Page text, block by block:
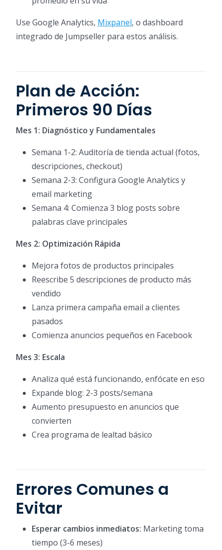
Use Google Analytics, Mixpanel, o dashboard
integrado de Jumpseller para estos análisis.
Plan de Acción:
Primeros 90 Días
Mes 1: Diagnóstico y Fundamentales
Semana 1-2: Auditoría de tienda actual (fotos,
descripciones, checkout)
Semana 2-3: Configura Google Analytics y
email marketing
Semana 4: Comienza 3 blog posts sobre
palabras clave principales
Mes 2: Optimización Rápida
Mejora fotos de productos principales
Reescribe 5 descripciones de producto más
vendido
Lanza primera campaña email a clientes
pasados
Comienza anuncios pequeños en Facebook
Mes 3: Escala
Analiza qué está funcionando, enfócate en eso
Expande blog: 2-3 posts/semana
Aumento presupuesto en anuncios que
convierten
Crea programa de lealtad básico
Errores Comunes a
Evitar
Esperar cambios inmediatos: Marketing toma
tiempo (3-6 meses)